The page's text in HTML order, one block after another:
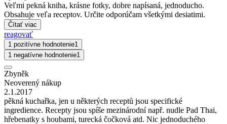
Veľmi pekná kniha, krásne fotky, dobre napísaná, jednoducho.
Obsahuje veľa receptov. Určite odporúčam všetkými desiatimi.
Čítať viac
reagovať
1 pozitívne hodnotenie1
1 negatívne hodnotenie1
Zbyněk
Neoverený nákup
2.1.2017
pěkná kuchařka, jen u některých receptů jsou specifické
ingredience. Recepty jsou spíše mezinárodní např. nudle Pad Thai,
hřebenatky s houbami, turecká čočková atd. Nic jednoduchého